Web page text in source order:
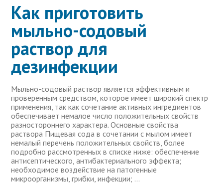
Как приготовить
мыльно-содовый
раствор для
дезинфекции
Мыльно-содовый раствор является эффективным и
проверенным средством, которое имеет широкий спектр
применения, так как сочетание активных ингредиентов
обеспечивает немалое число положительных свойств
разностороннего характера. Основные свойства
раствора Пищевая сода в сочетании с мылом имеет
немалый перечень положительных свойств, более
подробно рассмотренных в списке ниже: обеспечение
антисептического, антибактериального эффекта;
необходимое воздействие на патогенные
микроорганизмы, грибки, инфекции; …